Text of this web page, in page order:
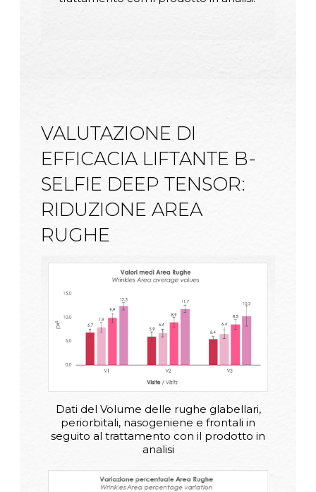
VALUTAZIONE DI
EFFICACIA LIFTANTE B-
SELFIE DEEP TENSOR:
RIDUZIONE AREA
RUGHE
Dati del Volume delle rughe glabellari,
periorbitali, nasogeniene e frontali in
seguito al trattamento con il prodotto in
analisi